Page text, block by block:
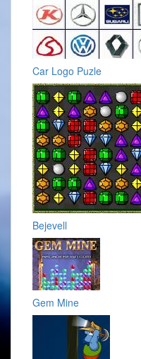
Car Logo Puzle
Bejevell
Gem Mine